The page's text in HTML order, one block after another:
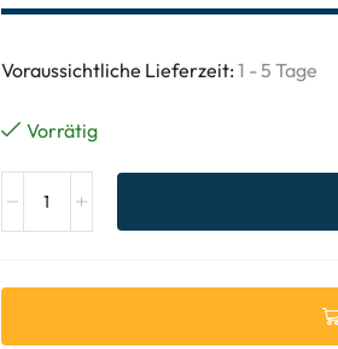
Voraussichtliche Lieferzeit: 1 - 5 Tage
Vorrätig